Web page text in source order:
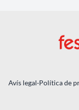
Avís legal·Política de